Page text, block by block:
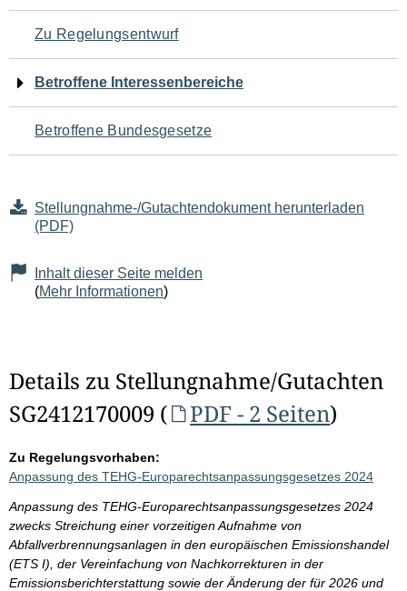
für
den
Seiteninhalt
Zu Regelungsentwurf
Betroffene Interessenbereiche
Betroffene Bundesgesetze
Stellungnahme-/Gutachtendokument herunterladen
(PDF)
Inhalt dieser Seite melden
(Mehr Informationen)
Details zu Stellungnahme/Gutachten
SG2412170009 (
PDF - 2 Seiten)
Zu Regelungsvorhaben:
Anpassung des TEHG-Europarechtsanpassungsgesetzes 2024
Anpassung des TEHG-Europarechtsanpassungsgesetzes 2024
zwecks Streichung einer vorzeitigen Aufnahme von
Abfallverbrennungsanlagen in den europäischen Emissionshandel
(ETS I), der Vereinfachung von Nachkorrekturen in der
Emissionsberichterstattung sowie der Änderung der für 2026 und